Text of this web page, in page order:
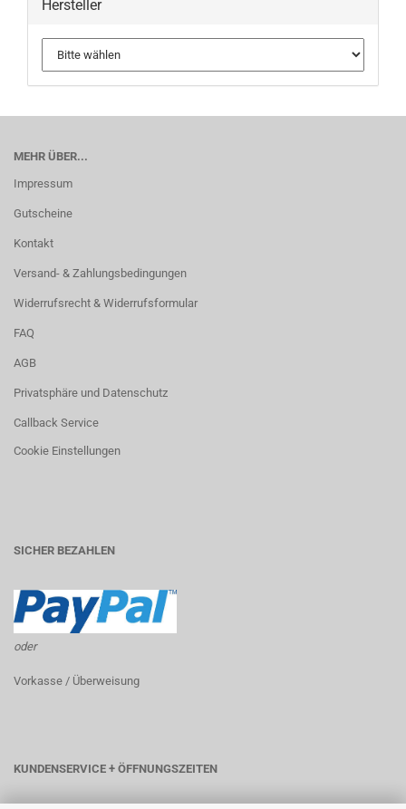
Hersteller
MEHR ÜBER...
Impressum
Gutscheine
Kontakt
Versand- & Zahlungsbedingungen
Widerrufsrecht & Widerrufsformular
FAQ
AGB
Privatsphäre und Datenschutz
Callback Service
Cookie Einstellungen
SICHER BEZAHLEN
oder
Vorkasse / Überweisung
KUNDENSERVICE + ÖFFNUNGSZEITEN